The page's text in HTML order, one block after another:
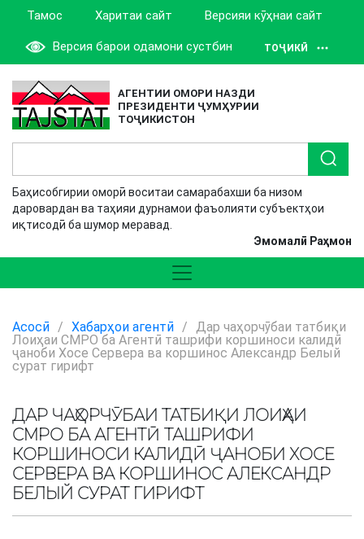
Тамос Харитаи сайт Версияи кӯҳнаи сайт
Версия барои одамони сустбин ТОҶИКӢ
АГЕНТИИ ОМОРИ НАЗДИ
ПРЕЗИДЕНТИ ҶУМҲУРИИ
ТОҶИКИСТОН
Баҳисобгирии оморӣ воситаи самарабахши ба низом
даровардан ва таҳияи дурнамои фаъолияти субъектҳои
иқтисодӣ ба шумор меравад.
Эмомалӣ Раҳмон
Асосӣ / Хабарҳои агентӣ / Дар чаҳорчӯбаи татбиқи
Лоиҳаи СМРО ба Агентӣ ташрифи коршиноси калидӣ
ҷаноби Хосе Сервера ва коршинос Александр Белый
сурат гирифт
ДАР ЧАҲОРЧӮБАИ ТАТБИҚИ ЛОИҲАИ
СМРО БА АГЕНТӢ ТАШРИФИ
КОРШИНОСИ КАЛИДӢ ҶАНОБИ ХОСЕ
СЕРВЕРА ВА КОРШИНОС АЛЕКСАНДР
БЕЛЫЙ СУРАТ ГИРИФТ